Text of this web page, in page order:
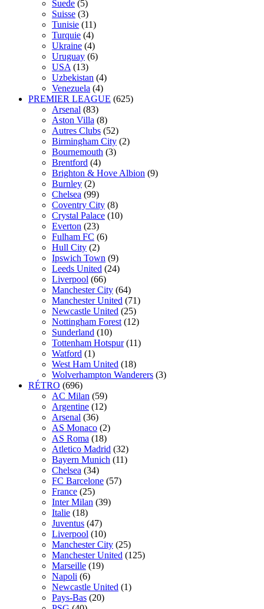
Suede (5)
Suisse (3)
Tunisie (11)
Turquie (4)
Ukraine (4)
Uruguay (6)
USA (13)
Uzbekistan (4)
Venezuela (4)
PREMIER LEAGUE (625)
Arsenal (83)
Aston Villa (8)
Autres Clubs (52)
Birmingham City (2)
Bournemouth (3)
Brentford (4)
Brighton & Hove Albion (9)
Burnley (2)
Chelsea (99)
Coventry City (8)
Crystal Palace (10)
Everton (23)
Fulham FC (6)
Hull City (2)
Ipswich Town (9)
Leeds United (24)
Liverpool (66)
Manchester City (64)
Manchester United (71)
Newcastle United (25)
Nottingham Forest (12)
Sunderland (10)
Tottenham Hotspur (11)
Watford (1)
West Ham United (18)
Wolverhampton Wanderers (3)
RÉTRO (696)
AC Milan (59)
Argentine (12)
Arsenal (36)
AS Monaco (2)
AS Roma (18)
Atletico Madrid (32)
Bayern Munich (11)
Chelsea (34)
FC Barcelone (57)
France (25)
Inter Milan (39)
Italie (18)
Juventus (47)
Liverpool (10)
Manchester City (25)
Manchester United (125)
Marseille (19)
Napoli (6)
Newcastle United (1)
Pays-Bas (20)